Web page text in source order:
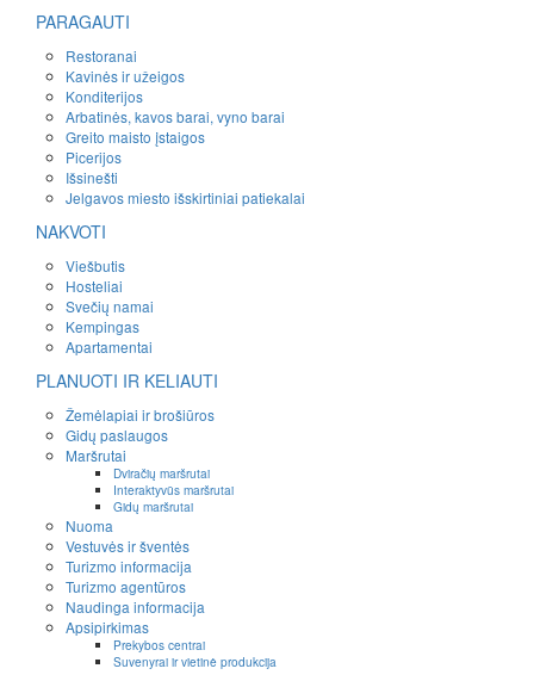
PARAGAUTI
Restoranai
Kavinės ir užeigos
Konditerijos
Arbatinės, kavos barai, vyno barai
Greito maisto įstaigos
Picerijos
Išsinešti
Jelgavos miesto išskirtiniai patiekalai
NAKVOTI
Viešbutis
Hosteliai
Svečių namai
Kempingas
Apartamentai
PLANUOTI IR KELIAUTI
Žemėlapiai ir brošiūros
Gidų paslaugos
Maršrutai
Dviračių maršrutai
Interaktyvūs maršrutai
Gidų maršrutai
Nuoma
Vestuvės ir šventės
Turizmo informacija
Turizmo agentūros
Naudinga informacija
Apsipirkimas
Prekybos centrai
Suvenyrai ir vietinė produkcija